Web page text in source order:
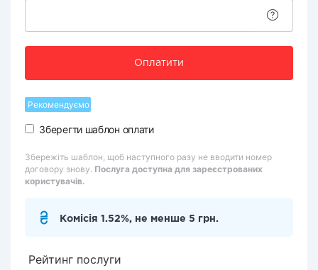
Оплатити
Рекомендуємо
Зберегти шаблон оплати
Збережіть шаблон, щоб наступного разу не вводити номер
договору знову. Послуга доступна для зареєстрованих
користувачів.
Комісія 1.52%, не менше 5 грн.
Рейтинг послуги